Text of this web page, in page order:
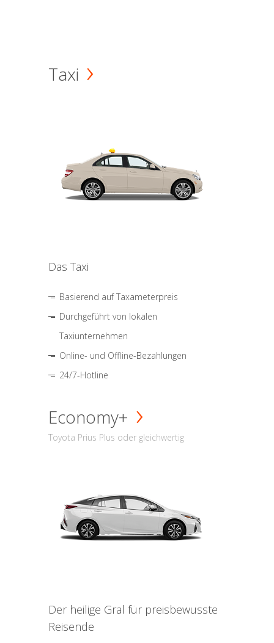
Taxi
Das Taxi
Basierend auf Taxameterpreis
Durchgeführt von lokalen
Taxiunternehmen
Online- und Offline-Bezahlungen
24/7-Hotline
Economy+
Toyota Prius Plus oder gleichwertig
Der heilige Gral für preisbewusste
Reisende